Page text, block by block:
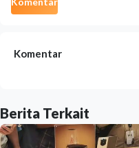
Komentar
Berita Terkait